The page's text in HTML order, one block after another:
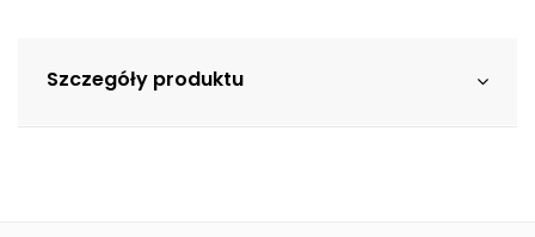
Szczegóły produktu